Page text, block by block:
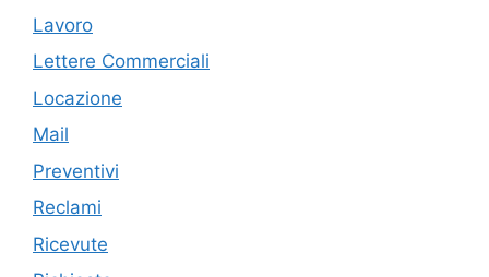
Lavoro
Lettere Commerciali
Locazione
Mail
Preventivi
Reclami
Ricevute